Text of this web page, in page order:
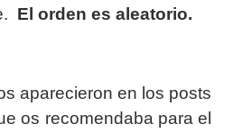
El orden es aleatorio.
aparecieron en los posts
os recomendaba para el